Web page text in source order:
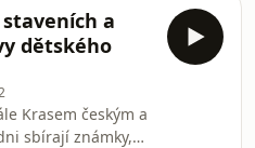
i největší mystik
objedná než
Berounky
Kazi i jejího
že nejstrašnější
nemá kly,
a
dětského
Krasem českým a
sbírají známky,